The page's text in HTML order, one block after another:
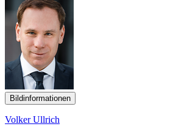
Bildinformationen
Volker Ullrich